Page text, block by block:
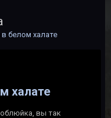
белом халате
халате
вы так